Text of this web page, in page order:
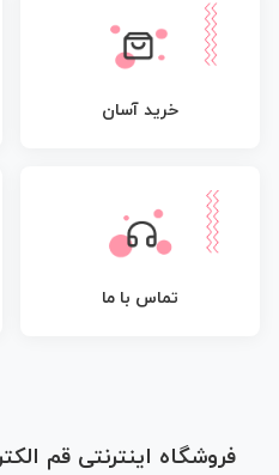
خرید آسان
تماس با ما
فروشگاه اینترنتی قم